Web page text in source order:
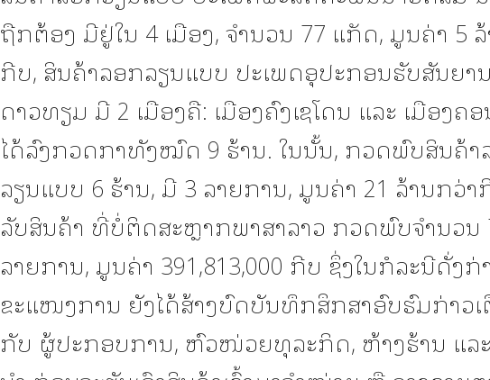
ຖືກຕ້ອງ ມີຢູ່ໃນ 4 ເມືອງ, ຈໍານວນ 77 ແກັດ, ມູນຄ່າ 5
ກີບ, ສິນຄ້າລອກລຽນແບບ ປະເພດອຸປະກອນຮັບສັນຍາ
ດາວທຽມ ມີ 2 ເມືອງຄື: ເມືອງຄົງເຊໂດນ ແລະ ເມືອງຄ
ໄດ້ລົງກວດກາທັງໝົດ 9 ຮ້ານ. ໃນນັ້ນ, ກວດພົບສິນຄ້າ
ລຽນແບບ 6 ຮ້ານ, ມີ 3 ລາຍການ, ມູນຄ່າ 21 ລ້ານກວ່າ
ລັບສິນຄ້າ ທີ່ບໍ່ຕິດສະຫຼາກພາສາລາວ ກວດພົບຈໍານວນ
ລາຍການ, ມູນຄ່າ 391,813,000 ກີບ ຊຶ່ງໃນກໍລະນີດັ່ງກ່
ຂະແໜງການ ຍັງໄດ້ສ້າງບົດບັນທຶກສຶກສາອົບຮົມກ່າວ
ກັບ ຜູ້ປະກອບການ, ຫົວໜ່ວຍທຸລະກິດ, ຫ້າງຮ້ານ ແລ